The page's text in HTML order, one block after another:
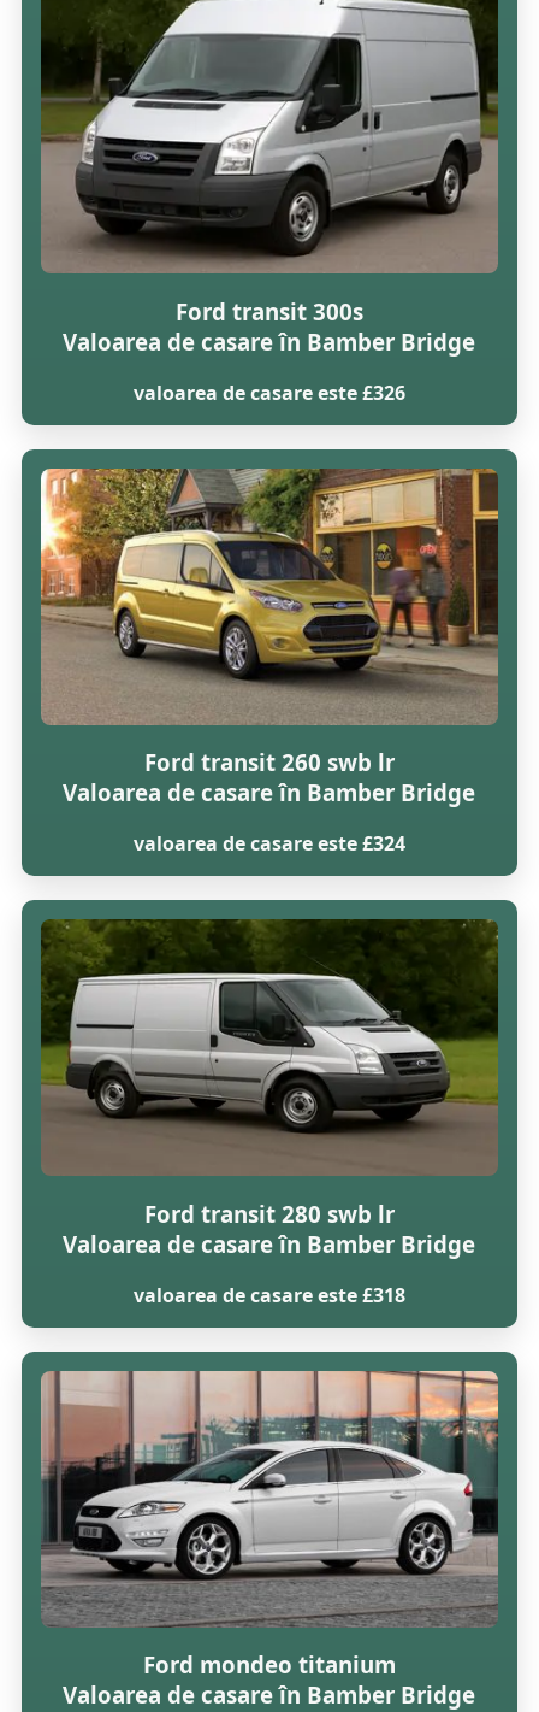
Ford transit 300s
Valoarea de casare în Bamber Bridge
valoarea de casare este £326
Ford transit 260 swb lr
Valoarea de casare în Bamber Bridge
valoarea de casare este £324
Ford transit 280 swb lr
Valoarea de casare în Bamber Bridge
valoarea de casare este £318
Ford mondeo titanium
Valoarea de casare în Bamber Bridge